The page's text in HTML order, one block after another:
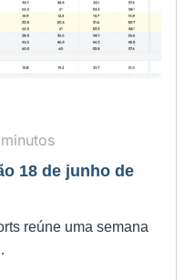
18 de junho de
reúne uma semana